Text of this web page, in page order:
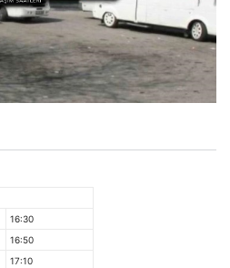
16:30
16:50
17:10